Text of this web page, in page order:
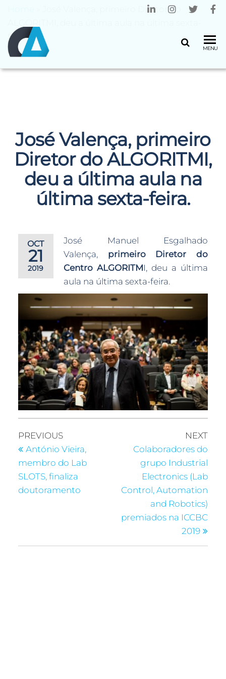
MENU
José Valença, primeiro Diretor do
feira.
José Valença, primeiro
Diretor do ALGORITMI,
deu a última aula na
última sexta-feira.
OCT
21
2019
José Manuel Esgalhado
Valença, primeiro Diretor do
Centro ALGORITMI, deu a última
aula na última sexta-feira.
PREVIOUS
António Vieira,
membro do Lab
SLOTS, finaliza
doutoramento
NEXT
Colaboradores do
grupo Industrial
Electronics (Lab
Control, Automation
and Robotics)
premiados na ICCBC
2019